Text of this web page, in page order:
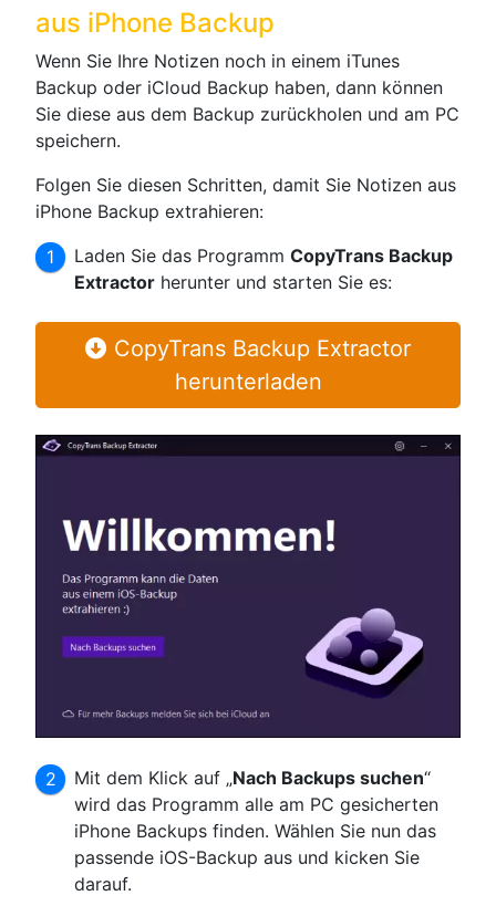
aus iPhone Backup
Wenn Sie Ihre Notizen noch in einem iTunes
Backup oder iCloud Backup haben, dann können
Sie diese aus dem Backup zurückholen und am PC
speichern.
Folgen Sie diesen Schritten, damit Sie Notizen aus
iPhone Backup extrahieren:
Laden Sie das ProgrammCopyTrans Backup
Extractor herunter und starten Sie es:
CopyTrans Backup Extractor
herunterladen
Mit dem Klick auf „Nach Backups suchen“
wird das Programm alle am PC gesicherten
iPhone Backups finden. Wählen Sie nun das
passende iOS-Backup aus und kicken Sie
darauf.